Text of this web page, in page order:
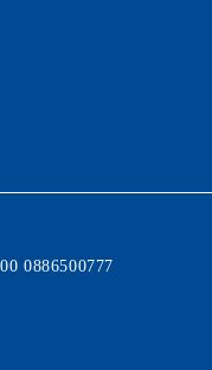
0886500777